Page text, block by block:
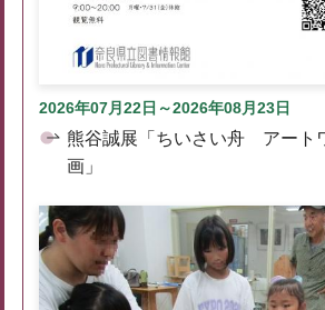
2026年07月22日～2026年08月23日
熊谷誠展「ちいさい舟 アート
画」